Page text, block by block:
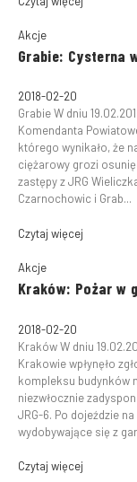
Akcje
Grabie: Cysterna
2018-02-20
Grabie W dniu
Komendanta
którego wynikało, że
ciężarowy grozi
zastępy z JRG
Czarnochowic i Grab...
Czytaj więcej
Akcje
Kraków: Pożar w
2018-02-20
Kraków W dniu
Krakowie wpłynęło
kompleksu budynków
niezwłocznie
JRG-6. Po dojeździe
wydobywające się z
Czytaj więcej